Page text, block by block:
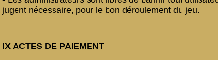
jugent nécessaire, pour le bon déroulement du jeu.
IX ACTES DE PAIEMENT